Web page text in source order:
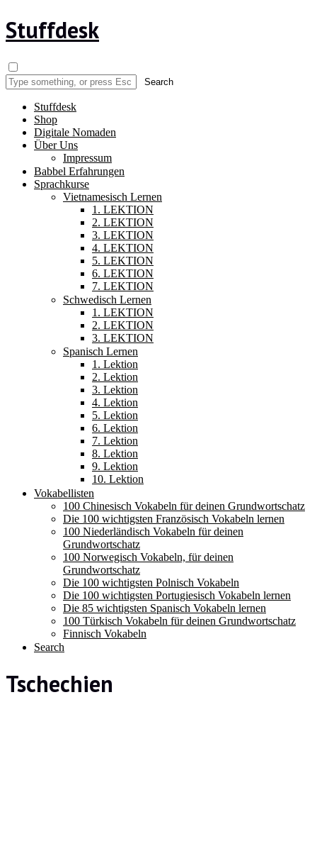
Stuffdesk
Stuffdesk
Shop
Digitale Nomaden
Über Uns
Impressum
Babbel Erfahrungen
Sprachkurse
Vietnamesisch Lernen
1. LEKTION
2. LEKTION
3. LEKTION
4. LEKTION
5. LEKTION
6. LEKTION
7. LEKTION
Schwedisch Lernen
1. LEKTION
2. LEKTION
3. LEKTION
Spanisch Lernen
1. Lektion
2. Lektion
3. Lektion
4. Lektion
5. Lektion
6. Lektion
7. Lektion
8. Lektion
9. Lektion
10. Lektion
Vokabellisten
100 Chinesisch Vokabeln für deinen Grundwortschatz
Die 100 wichtigsten Französisch Vokabeln lernen
100 Niederländisch Vokabeln für deinen
Grundwortschatz
100 Norwegisch Vokabeln, für deinen
Grundwortschatz
Die 100 wichtigsten Polnisch Vokabeln
Die 100 wichtigsten Portugiesisch Vokabeln lernen
Die 85 wichtigsten Spanisch Vokabeln lernen
100 Türkisch Vokabeln für deinen Grundwortschatz
Finnisch Vokabeln
Search
Tschechien